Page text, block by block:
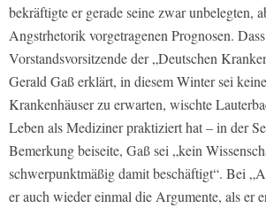
bekräftigte er gerade seine zwar unbelegten,
Angstrhetorik vorgetragenen Prognosen.
Vorstandsvorsitzende der „Deutschen
Gerald Gaß erklärt, in diesem Winter sei
Krankenhäuser zu erwarten, wischte
Leben als Mediziner praktiziert hat – in der
Bemerkung beiseite, Gaß sei „kein
schwerpunktmäßig damit beschäftigt“. Bei
er auch wieder einmal die Argumente, als er